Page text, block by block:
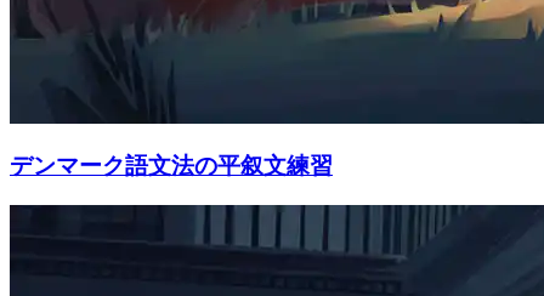
デンマーク語文法の平叙文練習